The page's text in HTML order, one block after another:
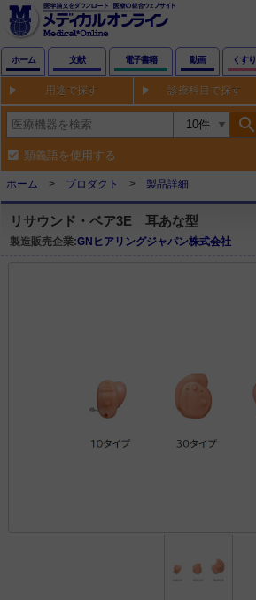
ホーム 文献 電子書籍 動画 くすり
用途で探す 診療科目で探す
search
類義語を使用する
ホーム プロダクト 製品詳細
リサウンド・ベア3E 耳あな型
製造販売企業:GNヒアリングジャパン株式会社